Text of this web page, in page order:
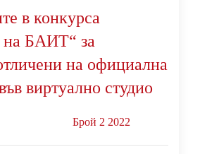
в конкурса
на БАИТ“ за
на официална
виртуално студио
Брой 2 2022